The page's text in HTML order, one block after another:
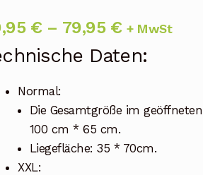
€ – 79,95 €
59,95 €
79,95 €
+ MwSt
Daten:
Normal:
Die Gesamtgröße im
100 cm * 65 cm.
Liegefläche: 35 * 70cm.
XXL: